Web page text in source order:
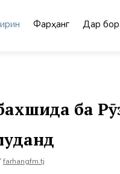
Фарҳанг Дар
ба
farhangfm.tj